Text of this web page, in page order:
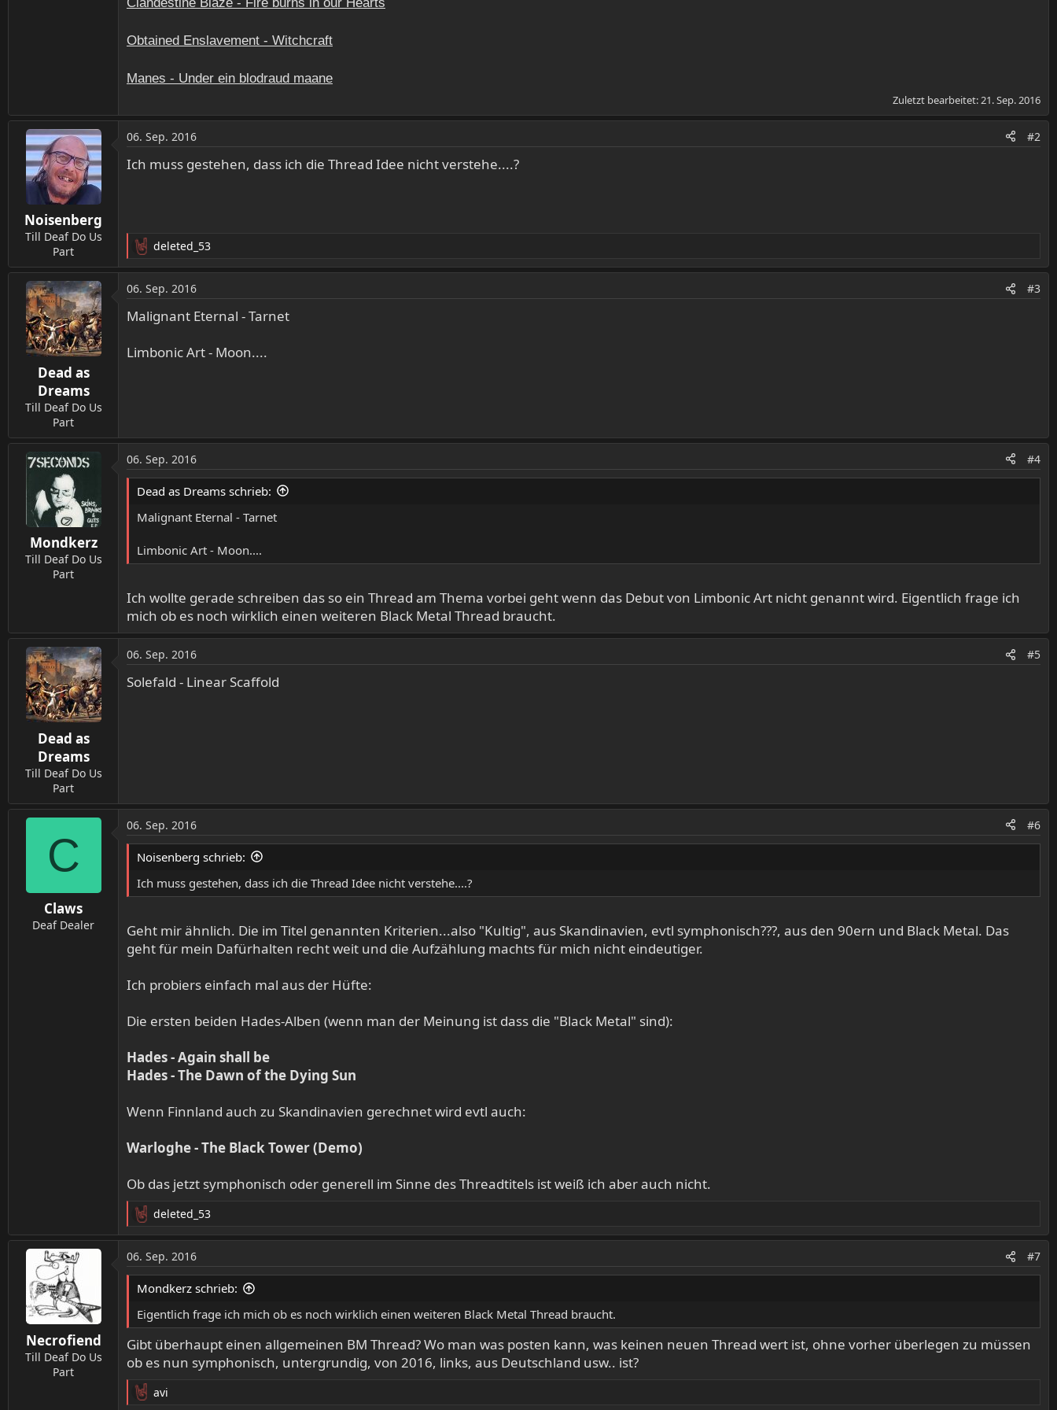
Obtained Enslavement - Witchcraft
Manes - Under ein blodraud maane
Zuletzt bearbeitet: 21. Sep. 2016
Noisenberg
Till Deaf Do Us
Part
06. Sep. 2016 #2
Ich muss gestehen, dass ich die Thread Idee nicht verstehe....?
R
e
a
k
t
n
deleted_53
Dead as
Dreams
Till Deaf Do Us
Part
06. Sep. 2016 #3
Malignant Eternal - Tarnet
Limbonic Art - Moon....
Mondkerz
Till Deaf Do Us
Part
06. Sep. 2016 #4
Dead as Dreams schrieb:
Malignant Eternal - Tarnet
Limbonic Art - Moon....
Ich wollte gerade schreiben das so ein Thread am Thema vorbei geht wenn das Debut von Limbonic Art nicht genannt wird. Eigentlich frage ich
mich ob es noch wirklich einen weiteren Black Metal Thread braucht.
Dead as
Dreams
Till Deaf Do Us
Part
06. Sep. 2016 #5
Solefald - Linear Scaffold
C
Claws
Deaf Dealer
06. Sep. 2016 #6
Noisenberg schrieb:
Ich muss gestehen, dass ich die Thread Idee nicht verstehe....?
Geht mir ähnlich. Die im Titel genannten Kriterien...also "Kultig", aus Skandinavien, evtl symphonisch???, aus den 90ern und Black Metal. Das
geht für mein Dafürhalten recht weit und die Aufzählung machts für mich nicht eindeutiger.
Ich probiers einfach mal aus der Hüfte:
Die ersten beiden Hades-Alben (wenn man der Meinung ist dass die "Black Metal" sind):
Hades - Again shall be
Hades - The Dawn of the Dying Sun
Wenn Finnland auch zu Skandinavien gerechnet wird evtl auch:
Warloghe - The Black Tower (Demo)
Ob das jetzt symphonisch oder generell im Sinne des Threadtitels ist weiß ich aber auch nicht.
R
e
a
k
t
o
n
e
n
:
deleted_53
Necrofiend
Till Deaf Do Us
Part
06. Sep. 2016 #7
Mondkerz schrieb:
Eigentlich frage ich mich ob es noch wirklich einen weiteren Black Metal Thread braucht.
Gibt überhaupt einen allgemeinen BM Thread? Wo man was posten kann, was keinen neuen Thread wert ist, ohne vorher überlegen zu müssen
ob es nun symphonisch, untergrundig, von 2016, links, aus Deutschland usw.. ist?
R
avi